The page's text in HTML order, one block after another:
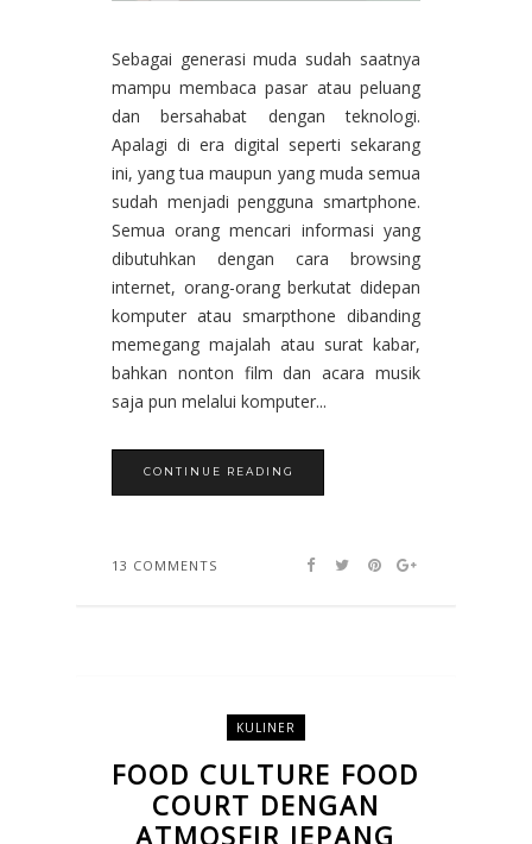
Sebagai generasi muda sudah saatnya
mampu membaca pasar atau peluang
dan bersahabat dengan teknologi.
Apalagi di era digital seperti sekarang
ini, yang tua maupun yang muda semua
sudah menjadi pengguna smartphone.
Semua orang mencari informasi yang
dibutuhkan dengan cara browsing
internet, orang-orang berkutat didepan
komputer atau smarpthone dibanding
memegang majalah atau surat kabar,
bahkan nonton film dan acara musik
saja pun melalui komputer...
CONTINUE READING
13 COMMENTS
KULINER
FOOD CULTURE FOOD
COURT DENGAN
ATMOSFIR JEPANG